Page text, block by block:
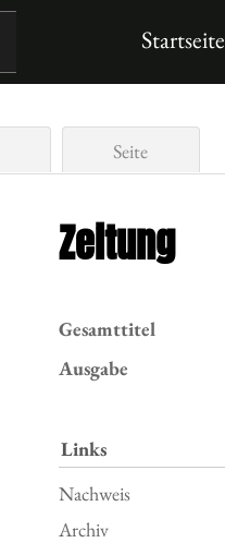
Startseite
Seite
Zeitung
Gesamttitel
Ausgabe
Links
Nachweis
Archiv